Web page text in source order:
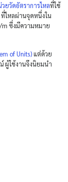
ยวัดอัตราการไหลที่ใช้
ที่ไหลผ่านจุดหนึ่งใน
m ซึ่งมีความหมาย
of Units)แต่ด้วย
ผู้ใช้งานจึงนิยมนำ